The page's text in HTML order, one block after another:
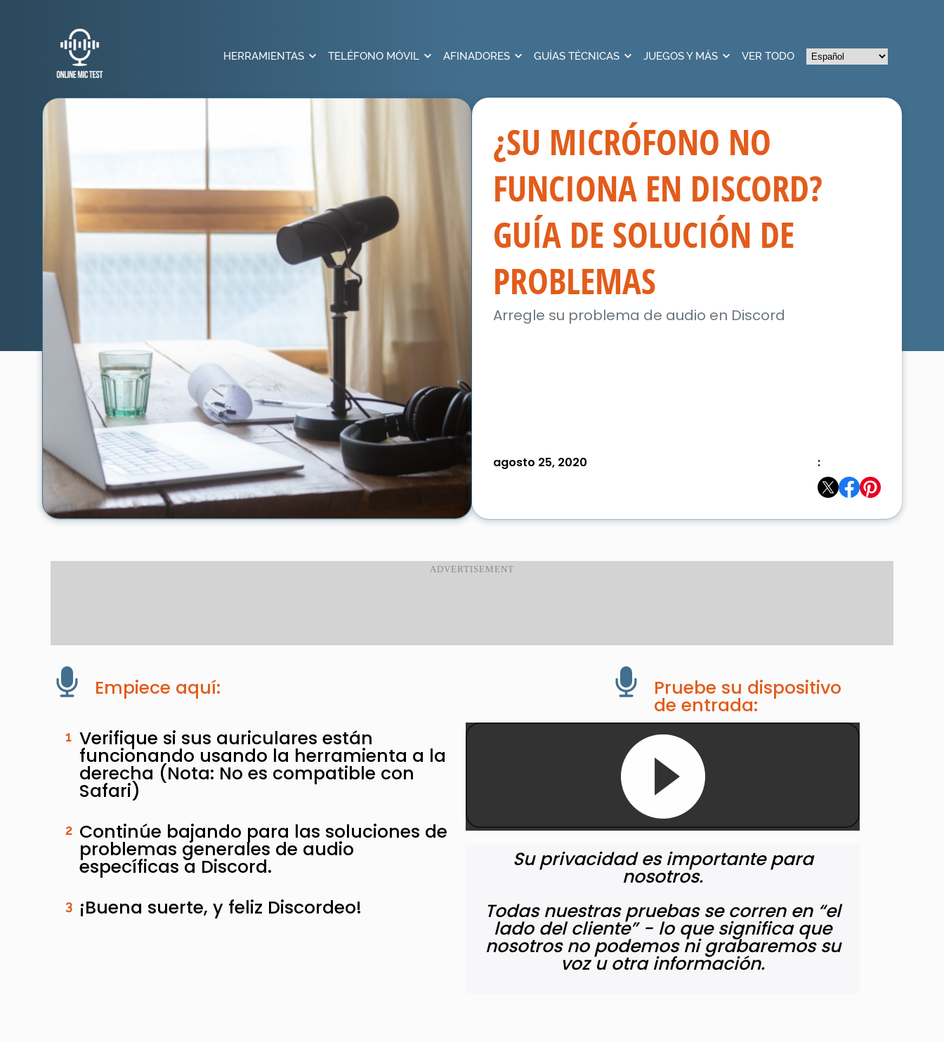
HERRAMIENTAS TELÉFONO MÓVIL AFINADORES GUÍAS TÉCNICAS JUEGOS Y MÁS VER TODO
¿SU MICRÓFONO NO
FUNCIONA EN DISCORD?
GUÍA DE SOLUCIÓN DE
PROBLEMAS
Arregle su problema de audio en Discord
agosto 25, 2020 :
Empiece aquí:
1 Verifique si sus auriculares están
funcionando usando la herramienta a la
derecha (Nota: No es compatible con
Safari)
2 Continúe bajando para las soluciones de
problemas generales de audio
específicas a Discord.
3 ¡Buena suerte, y feliz Discordeo!
Pruebe su dispositivo
de entrada:
Su privacidad es importante para
nosotros.
Todas nuestras pruebas se corren en “el
lado del cliente” - lo que significa que
nosotros no podemos ni grabaremos su
voz u otra información.